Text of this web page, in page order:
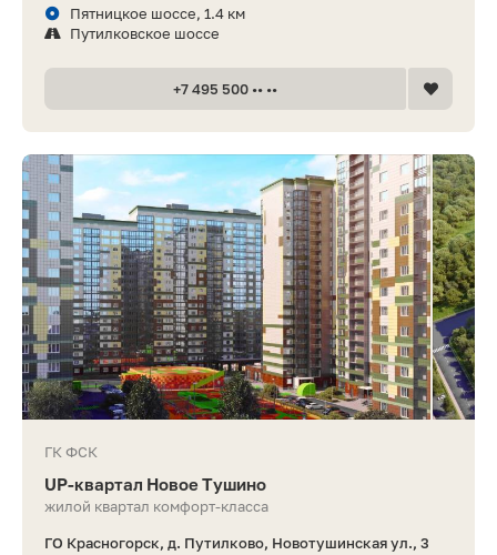
Пятницкое шоссе, 1.4 км
Путилковское шоссе
+7 495 500 •• ••
ГК ФСК
UP-квартал Новое Тушино
жилой квартал комфорт-класса
ГО Красногорск, д. Путилково, Новотушинская ул., 3